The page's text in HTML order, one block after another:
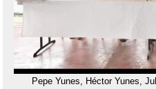
Pepe Yunes, Héctor Yunes,